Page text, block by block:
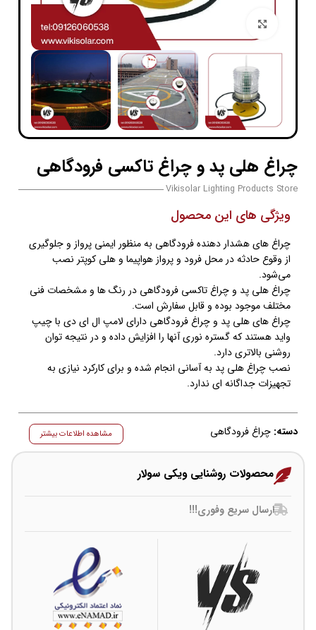
چراغ هلی پد و چراغ تاکسی فرودگاهی
Vikisolar Lighting Products Store
ویژگی های این محصول
چراغ های هشدار دهنده فرودگاهی به منظور ایمنی پرواز و جلوگیری
از وقوع حادثه در محل فرود و پرواز هواپیما و هلی کوپتر نصب
می‌شود.
چراغ هلی پد و چراغ تاکسی فرودگاهی در رنگ ها و مشخصات فنی
مختلف موجود بوده و قابل سفارش است.
چراغ های هلی پد و چراغ فرودگاهی دارای لامپ ال ای دی با چیپ
واید هستند که گستره نوری آنها را افزایش داده و در نتیجه توان
روشنی بالاتری دارد.
نصب چراغ هلی پد به آسانی انجام شده و برای کارکرد نیازی به
تجهیزات جداگانه ای ندارد.
دسته: چراغ فرودگاهی مشاهده اطلاعات بیشتر
محصولات روشنایی ویکی سولار
ارسال سریع وفوری!!!